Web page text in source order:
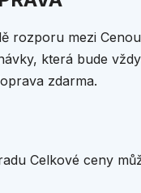
rozporu mezi
která bude
zdarma.
Celkové ceny